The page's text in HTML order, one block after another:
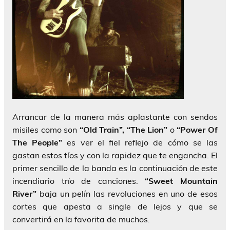
Arrancar de la manera más aplastante con sendos
misiles como son “Old Train”, “The Lion” o“Power Of
The People” es ver el fiel reflejo de cómo se las
gastan estos tíos y con la rapidez que te engancha. El
primer sencillo de la banda es la continuación de este
incendiario trío de canciones.“Sweet Mountain
River” baja un pelín las revoluciones en uno de esos
cortes que apesta a single de lejos y que se
convertirá en la favorita de muchos.